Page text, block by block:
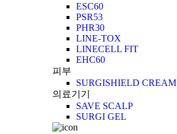
ESC60
PSR53
PHR30
LINE-TOX
LINECELL FIT
EHC60
피부
SURGISHIELD CREAM
의료기기
SAVE SCALP
SURGI GEL